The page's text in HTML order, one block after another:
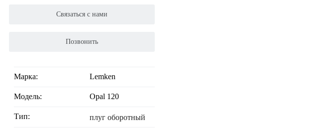
Связаться с нами
Позвонить
Марка: Lemken
Модель: Opal 120
Тип: плуг оборотный